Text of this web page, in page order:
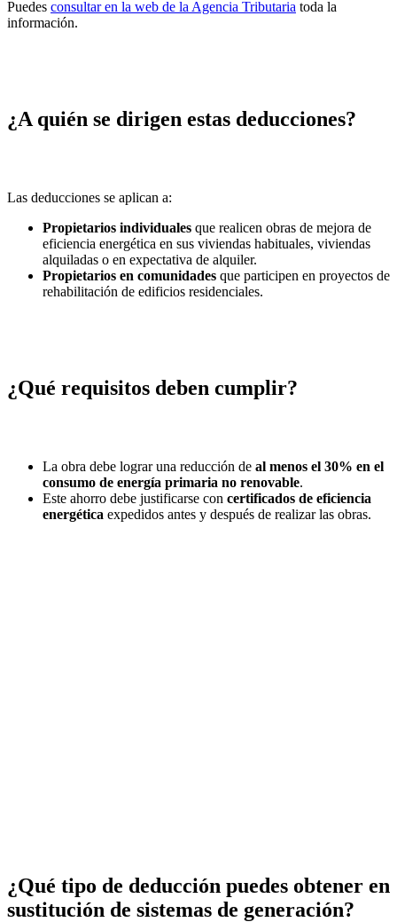
Puedes consultar en la web de la Agencia Tributaria toda la
información.
¿A quién se dirigen estas deducciones?
Las deducciones se aplican a:
Propietarios individuales que realicen obras de mejora de
eficiencia energética en sus viviendas habituales, viviendas
alquiladas o en expectativa de alquiler.
Propietarios en comunidades que participen en proyectos de
rehabilitación de edificios residenciales.
¿Qué requisitos deben cumplir?
La obra debe lograr una reducción de al menos el 30% en el
consumo de energía primaria no renovable.
Este ahorro debe justificarse con certificados de eficiencia
energética expedidos antes y después de realizar las obras.
¿Qué tipo de deducción puedes obtener en
sustitución de sistemas de generación?